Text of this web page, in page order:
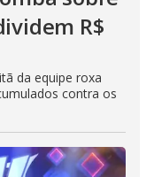
R$
da equipe roxa
contra os